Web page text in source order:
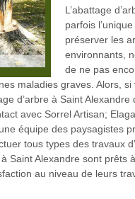
L’abattage
parfois
préserver les
environnants,
de ne pas
maladies graves. Alors,
d’arbre à Saint
avec Sorrel Artisan;
équipe des paysagistes
tous types des travaux
Saint Alexandre sont prêts
au niveau de leurs